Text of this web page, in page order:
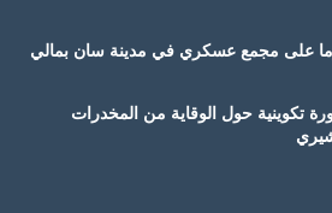
على مجمع عسكري في مدينة سان بمالي
من دورة تكوينية حول الوقاية من المخدرات